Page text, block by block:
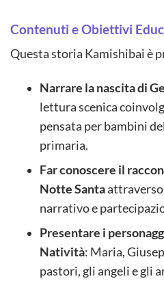
Contenuti e Obiettivi
Questa storia Kamishibai è
Narrare la nascita di
lettura scenica
pensata per bambini
primaria.
Far conoscere il
Notte Santa
narrativo e
Presentare i
Natività: Maria,
pastori, gli angeli e gli